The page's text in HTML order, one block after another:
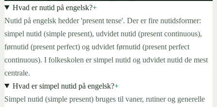
Hvad er nutid på engelsk?+
Nutid på engelsk hedder 'present tense'. Der er fire nutidsformer:
simpel nutid (simple present), udvidet nutid (present continuous),
førnutid (present perfect) og udvidet førnutid (present perfect
continuous). I folkeskolen er simpel nutid og udvidet nutid de mest
centrale.
Hvad er simpel nutid på engelsk?+
Simpel nutid (simple present) bruges til vaner, rutiner og generelle